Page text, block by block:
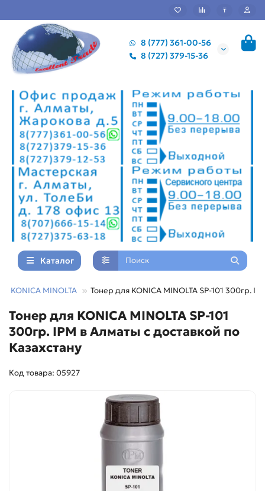
₸
8 (777) 361-00-56
8 (727) 379-15-36
Каталог
KONICA MINOLTA Тонер для KONICA MINOLTA SP-101 300гр.
Тонер для KONICA MINOLTA SP-101
300гр. IPM в Алматы с доставкой по
Казахстану
Код товара: 05927